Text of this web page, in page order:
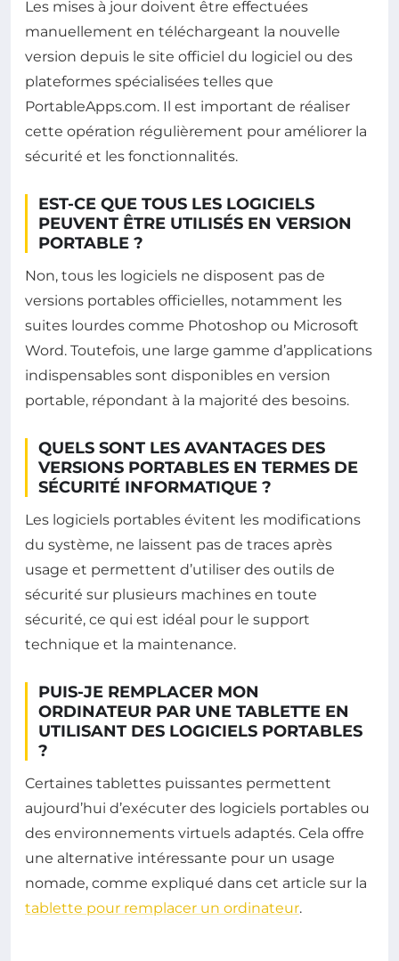
Les mises à jour doivent être effectuées
manuellement en téléchargeant la nouvelle
version depuis le site officiel du logiciel ou des
plateformes spécialisées telles que
PortableApps.com. Il est important de réaliser
cette opération régulièrement pour améliorer la
sécurité et les fonctionnalités.
EST-CE QUE TOUS LES LOGICIELS
PEUVENT ÊTRE UTILISÉS EN VERSION
PORTABLE ?
Non, tous les logiciels ne disposent pas de
versions portables officielles, notamment les
suites lourdes comme Photoshop ou Microsoft
Word. Toutefois, une large gamme d’applications
indispensables sont disponibles en version
portable, répondant à la majorité des besoins.
QUELS SONT LES AVANTAGES DES
VERSIONS PORTABLES EN TERMES DE
SÉCURITÉ INFORMATIQUE ?
Les logiciels portables évitent les modifications
du système, ne laissent pas de traces après
usage et permettent d’utiliser des outils de
sécurité sur plusieurs machines en toute
sécurité, ce qui est idéal pour le support
technique et la maintenance.
PUIS-JE REMPLACER MON
ORDINATEUR PAR UNE TABLETTE EN
UTILISANT DES LOGICIELS PORTABLES
?
Certaines tablettes puissantes permettent
aujourd’hui d’exécuter des logiciels portables ou
des environnements virtuels adaptés. Cela offre
une alternative intéressante pour un usage
nomade, comme expliqué dans cet article sur la
tablette pour remplacer un ordinateur.